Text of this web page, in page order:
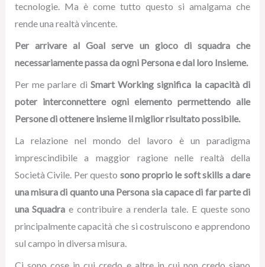
tecnologie. Ma è come tutto questo si amalgama che
rende una realtà vincente.
Per arrivare al Goal serve un gioco di squadra che
necessariamente passa da ogni Persona e dal loro Insieme.
Per me parlare di Smart Working significa la capacità di
poter interconnettere ogni elemento permettendo alle
Persone di ottenere insieme il miglior risultato possibile.
La relazione nel mondo del lavoro è un paradigma
imprescindibile a maggior ragione nelle realtà della
Società Civile. Per questo sono proprio le soft skills a dare
una misura di quanto una Persona sia capace di far parte di
una Squadra e contribuire a renderla tale. E queste sono
principalmente capacità che si costruiscono e apprendono
sul campo in diversa misura.